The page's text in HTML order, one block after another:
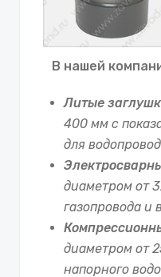
В нашей
Литые
400 мм с
для
диаметром от
газопровода и
диаметром от
напорного